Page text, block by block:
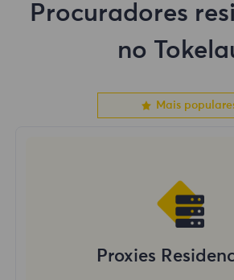
Procuradores
no
Mais
Proxies